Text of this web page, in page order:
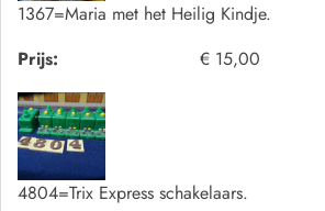
1367=Maria met het Heilig Kindje.
Prijs:
€ 15,00
4804=Trix Express schakelaars.